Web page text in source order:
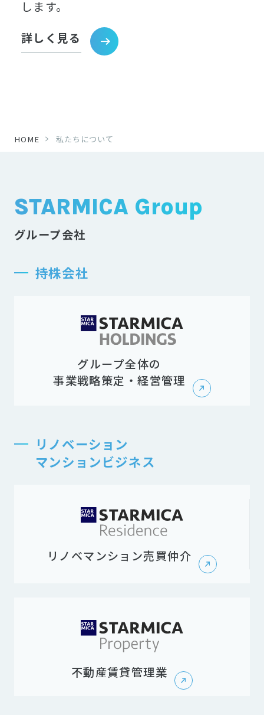
します。
詳しく見る
HOME 私たちについて
STARMICA Group
グループ会社
持株会社
グループ全体の
事業戦略策定・経営管理
リノベーション
マンションビジネス
リノベマンション売買仲介
不動産賃貸管理業